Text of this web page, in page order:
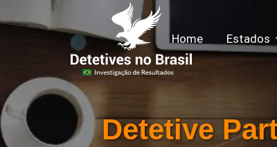
Home Estados
Detetive